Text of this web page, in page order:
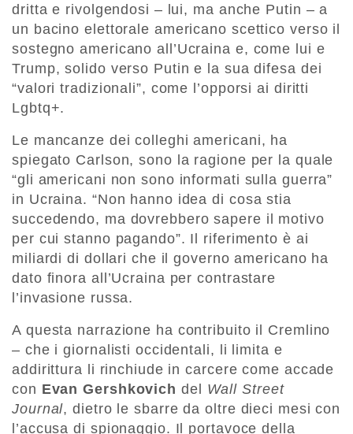
dritta e rivolgendosi – lui, ma anche Putin – a
un bacino elettorale americano scettico verso il
sostegno americano all’Ucraina e, come lui e
Trump, solido verso Putin e la sua difesa dei
“valori tradizionali”, come l’opporsi ai diritti
Lgbtq+.
Le mancanze dei colleghi americani, ha
spiegato Carlson, sono la ragione per la quale
“gli americani non sono informati sulla guerra”
in Ucraina. “Non hanno idea di cosa stia
succedendo, ma dovrebbero sapere il motivo
per cui stanno pagando”. Il riferimento è ai
miliardi di dollari che il governo americano ha
dato finora all’Ucraina per contrastare
l’invasione russa.
A questa narrazione ha contribuito il Cremlino
– che i giornalisti occidentali, li limita e
addirittura li rinchiude in carcere come accade
con Evan Gershkovich del Wall Street
Journal, dietro le sbarre da oltre dieci mesi con
l’accusa di spionaggio. Il portavoce della